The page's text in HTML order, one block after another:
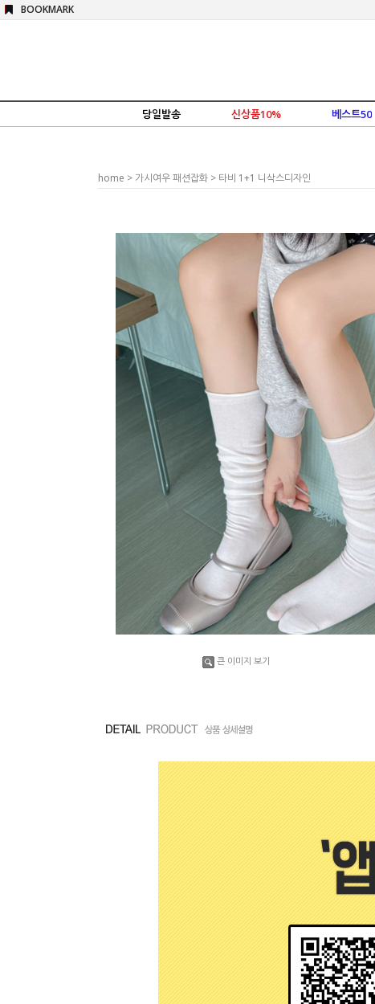
BOOKMARK
당일발송 신상품10% 베스트50
home > 가시여우 패션잡화 > 타비 1+1 니삭스디자인
큰 이미지 보기